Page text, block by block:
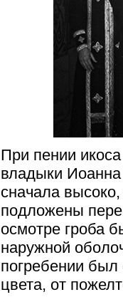
При пении
владыки
сначала
подложены
осмотре гроба
наружной
погребении был
цвета, от